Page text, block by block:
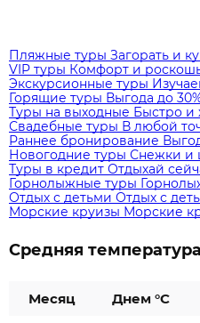
Пляжные туры Загорать и
VIP туры Комфорт и
Экскурсионные туры
Горящие туры Выгода до
Туры на выходные Быстро и
Свадебные туры В любой
Раннее бронирование
Новогодние туры Снежки и
Туры в кредит Отдыхай
Горнолыжные туры
Отдых с детьми Отдых с
Морские круизы Морские
Средняя
Месяц Днем °C